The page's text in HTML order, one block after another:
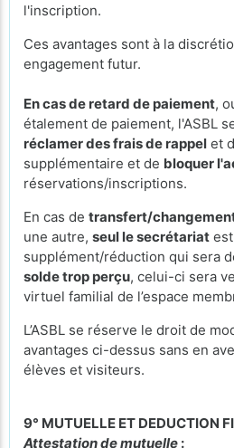
l'inscription.
Ces avantages sont à la
engagement futur.
En cas de retard de paiement,
étalement de paiement, l'ASBL
réclamer des frais de rappel et
supplémentaire et de bloquer
réservations/inscriptions.
En cas de transfert/
une autre, seul le secrétariat
supplément/réduction qui sera
solde trop perçu, celui-ci sera
virtuel familial de l’espace
L’ASBL se réserve le droit de
avantages ci-dessus sans en
élèves et visiteurs.
9° MUTUELLE ET DEDUCTION
Attestation de mutuelle :